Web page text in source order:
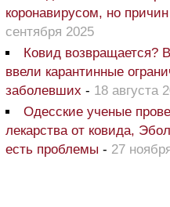
коронавирусом, но
сентября 2025
Ковид возвращается?
ввели карантинные
заболевших - 18 августа
Одесские ученые
лекарства от ковида,
есть проблемы - 27